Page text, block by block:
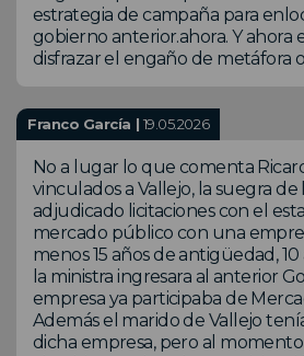
estrategia de campaña para
gobierno anterior.ahora. Y ahora
disfrazar el engaño de metáfora
Franco García | 19.05.2026
No a lugar lo que comenta
vinculados a Vallejo, la suegra de
adjudicado licitaciones con el
mercado público con una
menos 15 años de antigüedad,
la ministra ingresara al anterior
empresa ya participaba de
Además el marido de Vallejo
dicha empresa, pero al